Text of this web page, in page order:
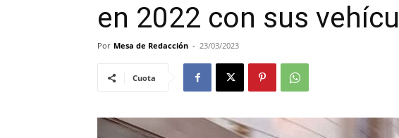
en 2022 con sus
Por Mesa de Redacción - 23/03/2023
Cuota